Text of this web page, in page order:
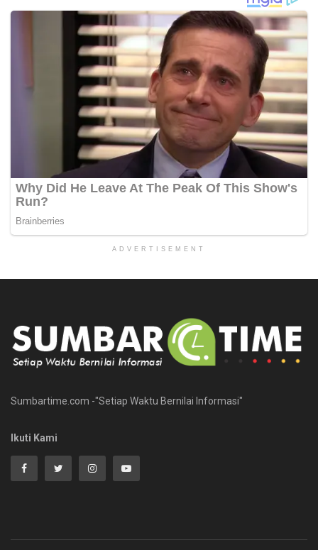
ADVERTISEMENT
Sumbartime.com -"Setiap Waktu Bernilai Informasi"
Ikuti Kami